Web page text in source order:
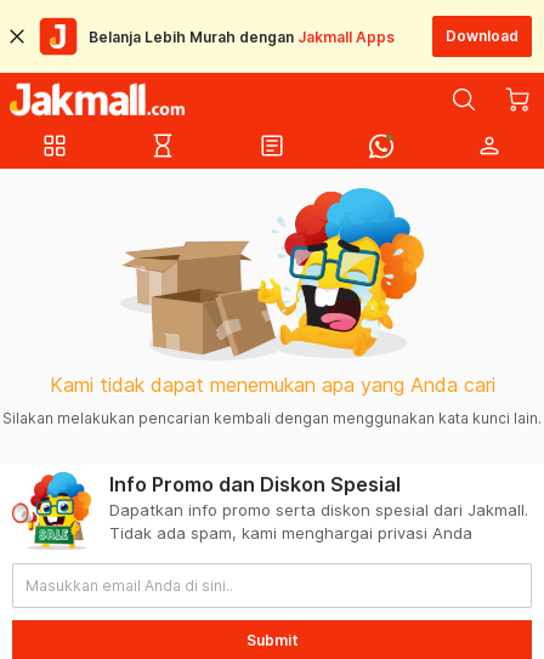
Belanja Lebih Murah dengan Jakmall Apps Download
grid_view hourglass_empty article person
Kami tidak dapat menemukan apa yang Anda cari
Silakan melakukan pencarian kembali dengan menggunakan kata kunci lain.
Info Promo dan Diskon Spesial
Dapatkan info promo serta diskon spesial dari Jakmall.
Tidak ada spam, kami menghargai privasi Anda
Submit